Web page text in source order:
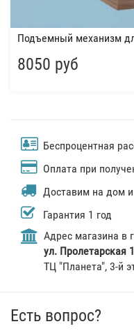
Подъемный механизм
8050 руб
Беспроцентная
Оплата при
Доставим на дом
Гарантия 1 год
Адрес магазина в
ул. Пролетарская
ТЦ "Планета", 3-й
Есть вопрос?